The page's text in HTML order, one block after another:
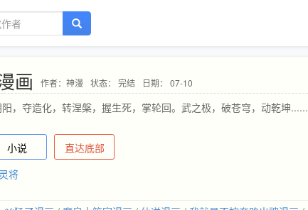
画 作者：神漫 状态： 完结 日期： 07-10
，夺造化，转涅槃，握生死，掌轮回。武之极，破苍穹，动乾坤......
小说 直达底部
将